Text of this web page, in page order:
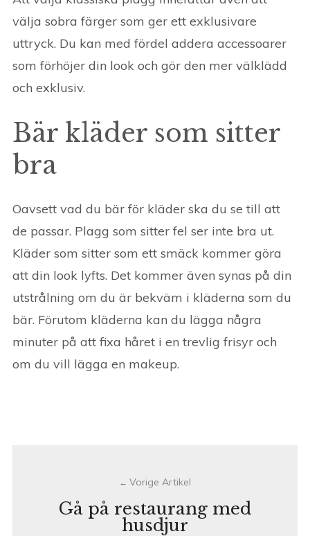
välja sobra färger som ger ett exklusivare
uttryck. Du kan med fördel addera accessoarer
som förhöjer din look och gör den mer välklädd
och exklusiv.
Bär kläder som sitter
bra
Oavsett vad du bär för kläder ska du se till att
de passar. Plagg som sitter fel ser inte bra ut.
Kläder som sitter som ett smäck kommer göra
att din look lyfts. Det kommer även synas på din
utstrålning om du är bekväm i kläderna som du
bär. Förutom kläderna kan du lägga några
minuter på att fixa håret i en trevlig frisyr och
om du vill lägga en makeup.
navigation
Gå på restaurang med
husdjur